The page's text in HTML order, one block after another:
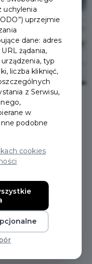
NA
uchylenia
uprzejmie
dane: adres
żądania,
typ
liczba kliknięć,
z Serwisu,
w
podobne
cookies